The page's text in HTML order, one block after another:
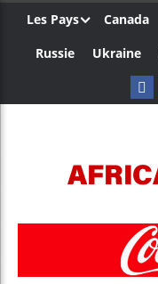
Les Pays Canada
Russie
Ukraine